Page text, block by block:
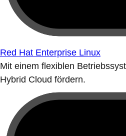
Red Hat Enterprise Linux
Mit einem flexiblen
Hybrid Cloud fördern.